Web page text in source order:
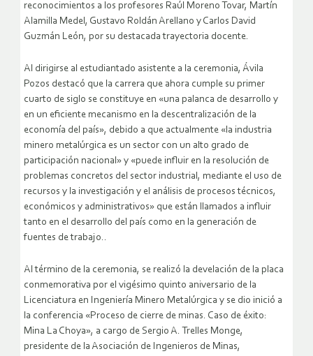
reconocimientos a los profesores Raúl Moreno Tovar, Martín
Alamilla Medel, Gustavo Roldán Arellano y Carlos David
Guzmán León, por su destacada trayectoria docente.
Al dirigirse al estudiantado asistente a la ceremonia, Ávila
Pozos destacó que la carrera que ahora cumple su primer
cuarto de siglo se constituye en «una palanca de desarrollo y
en un eficiente mecanismo en la descentralización de la
economía del país», debido a que actualmente «la industria
minero metalúrgica es un sector con un alto grado de
participación nacional» y «puede influir en la resolución de
problemas concretos del sector industrial, mediante el uso de
recursos y la investigación y el análisis de procesos técnicos,
económicos y administrativos» que están llamados a influir
tanto en el desarrollo del país como en la generación de
fuentes de trabajo..
Al término de la ceremonia, se realizó la develación de la placa
conmemorativa por el vigésimo quinto aniversario de la
Licenciatura en Ingeniería Minero Metalúrgica y se dio inició a
la conferencia «Proceso de cierre de minas. Caso de éxito:
Mina La Choya», a cargo de Sergio A. Trelles Monge,
presidente de la Asociación de Ingenieros de Minas,